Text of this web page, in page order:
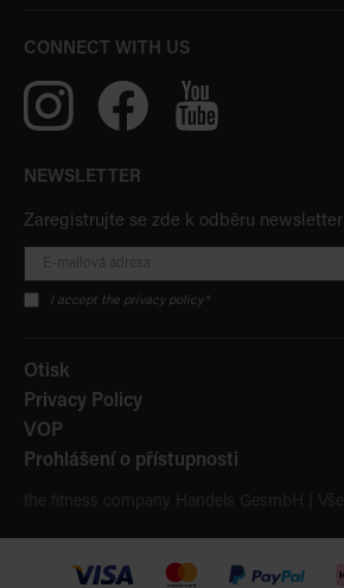
CONNECT WITH US
NEWSLETTER
Zaregistrujte se zde k odběru newsletter
I accept the privacy policy*
Otisk
Privacy Policy
VOP
Prohlášení o přístupnosti